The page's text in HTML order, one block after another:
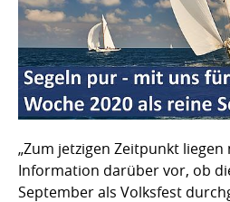
„Zum jetzigen Zeitpunkt
Information darüber vor, ob
September als Volksfest